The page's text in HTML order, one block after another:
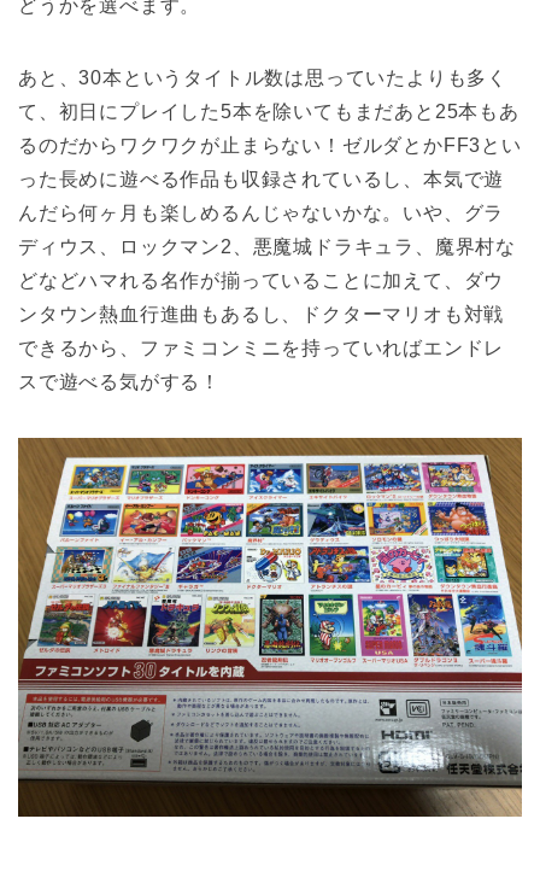
どうかを選べます。
あと、30本というタイトル数は思っていたよりも多く
て、初日にプレイした5本を除いてもまだあと25本もあ
るのだからワクワクが止まらない！ゼルダとかFF3とい
った長めに遊べる作品も収録されているし、本気で遊
んだら何ヶ月も楽しめるんじゃないかな。いや、グラ
ディウス、ロックマン2、悪魔城ドラキュラ、魔界村な
どなどハマれる名作が揃っていることに加えて、ダウ
ンタウン熱血行進曲もあるし、ドクターマリオも対戦
できるから、ファミコンミニを持っていればエンドレ
スで遊べる気がする！